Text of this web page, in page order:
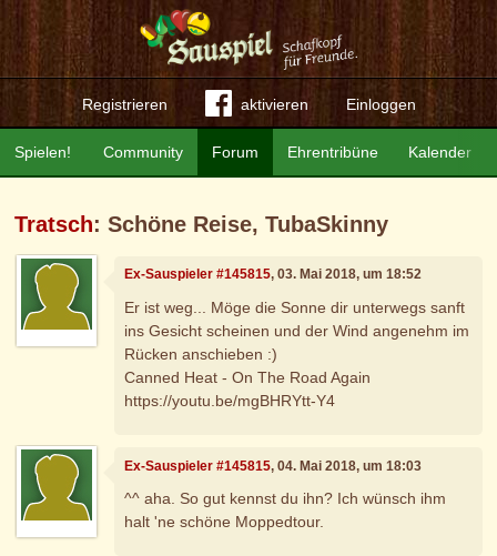
Registrieren aktivieren Einloggen
Community Forum Ehrentribüne Kalender
Spielen!
Tratsch: Schöne Reise, TubaSkinny
Ex-Sauspieler #145815, 03. Mai 2018, um 18:52
Er ist weg... Möge die Sonne dir unterwegs sanft
ins Gesicht scheinen und der Wind angenehm im
Rücken anschieben :)
Canned Heat - On The Road Again
https://youtu.be/mgBHRYtt-Y4
Ex-Sauspieler #145815, 04. Mai 2018, um 18:03
^^ aha. So gut kennst du ihn? Ich wünsch ihm
halt 'ne schöne Moppedtour.